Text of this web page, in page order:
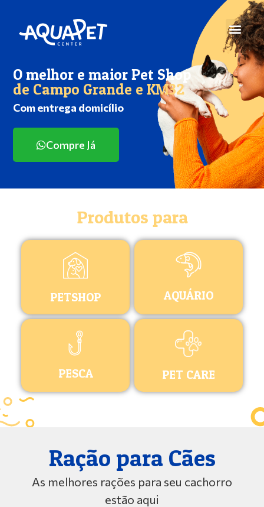
O melhor e maior Pet Shop
de Campo Grande e KM32
Com entrega domicílio
Compre Já
Produtos para
PETSHOP AQUÁRIO
PESCA PET CARE
Ração para Cães
As melhores rações para seu cachorro
estão aqui